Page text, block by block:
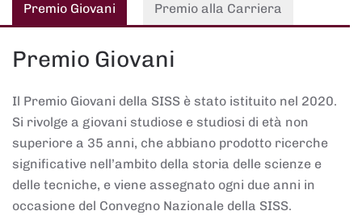
Premio Giovani Premio alla Carriera
Premio Giovani
Il Premio Giovani della SISS è stato istituito nel 2020.
Si rivolge a giovani studiose e studiosi di età non
superiore a 35 anni, che abbiano prodotto ricerche
significative nell’ambito della storia delle scienze e
delle tecniche, e viene assegnato ogni due anni in
occasione del Convegno Nazionale della SISS.